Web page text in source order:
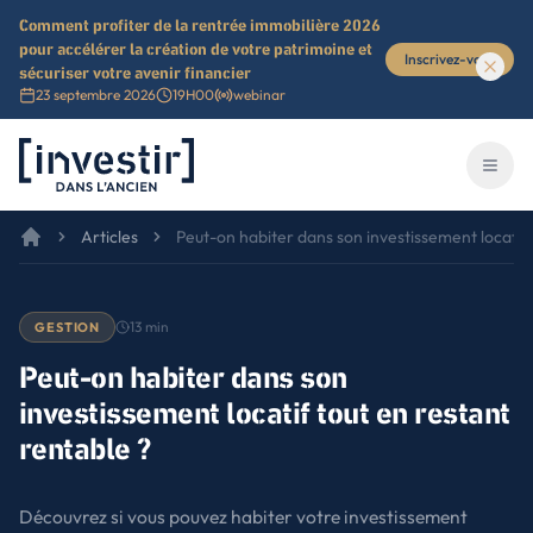
Comment profiter de la rentrée immobilière 2026
pour accélérer la création de votre patrimoine et
sécuriser votre avenir financier
23 septembre 2026 19H00 webinar
Inscrivez-vous
Investir dans l'ancien
Articles Peut-on habiter dans son investissement
GESTION 13 min
Peut-on habiter dans son
investissement locatif tout en restant
rentable ?
Découvrez si vous pouvez habiter votre investissement